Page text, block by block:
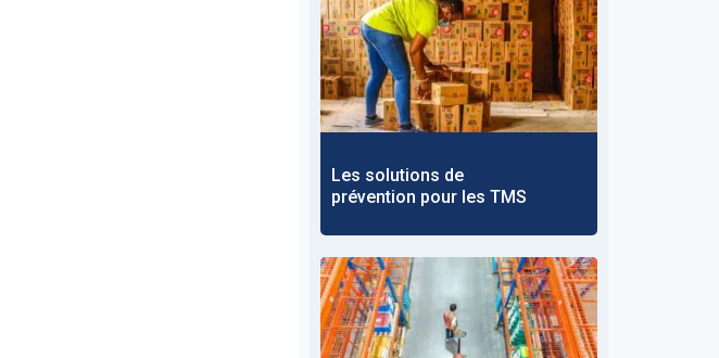
Les solutions de
prévention pour les TMS